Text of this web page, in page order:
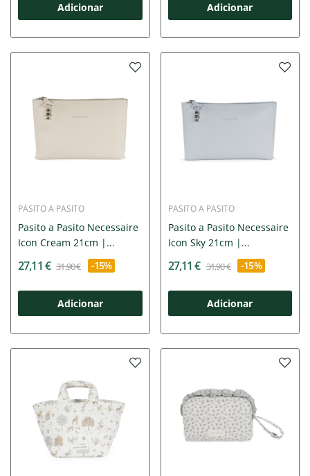
Adicionar Adicionar
PASITO A PASITO
Pasito a Pasito Necessaire
Icon Cream 21cm |...
27,11 € 31,90 € -15%
Adicionar
PASITO A PASITO
Pasito a Pasito Necessaire
Icon Sky 21cm |...
27,11 € 31,90 € -15%
Adicionar